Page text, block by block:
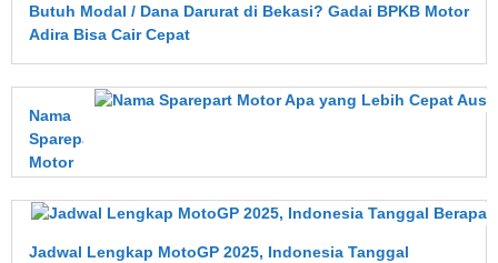
Butuh Modal / Dana Darurat di Bekasi? Gadai BPKB Motor
Adira Bisa Cair Cepat
Nama
Sparepart
Motor
yang
Cepat
Jadwal Lengkap MotoGP 2025, Indonesia Tanggal